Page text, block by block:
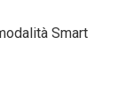
Smart